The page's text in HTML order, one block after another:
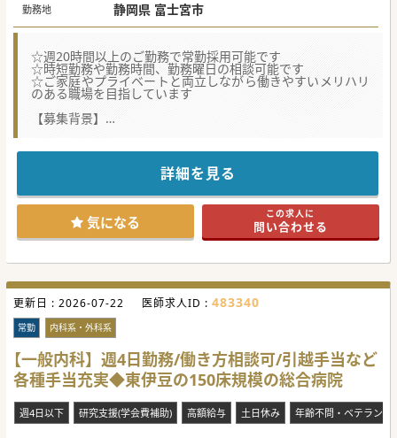
勤務地 静岡県 富士宮市
☆週20時間以上のご勤務で常勤採用可能です
☆時短勤務や勤務時間、勤務曜日の相談可能です
☆ご家庭やプライベートと両立しながら働きやすいメリハリ
のある職場を目指しています
【募集背景】
■「医療を通じて暮らしを守る」という理念に共感し、地域
す。
■患者様が住み慣れた場所で自分らしい人生を歩めるよう、
質の高い在宅医療を共に提供する新たな仲間を募集していま
す。
■地域社会への更なる貢献を目指し、在宅医療の現場でチー
ム医療に柔軟かつ協調性を持って取り組める医師を必要とし
■患者様の病状管理だけでなく、ご家族への精神的なサポー
トを通じて、患者様とその家族と深い信頼関係を築くことが
できます。
■地域の医療機関や介護施設と密に連携を取りながら、地域
全体の医療インフラを支え、暮らしを守る実感を得られま
す。
■訪問診療の件数や外来診療とのバランスを自身の希望で調
整でき、理想とする医師としてのキャリアを追求できます。
【職場環境と雰囲気】
■週3日からの勤務や週20時間以上の時短勤務など、先生の
ライフスタイルに合わせた柔軟な働き方が実現できます。
■ご家庭やプライベートと両立しながら、オンオフのメリハ
リを持って長く安定して働き続けられる環境を整えていま
詳細を見る
気になる この求人に
問い合わせる
更新日 : 2026-07-22 医師求人ID : 483340
常勤 内科系・外科系
【一般内科】週4日勤務/働き方相談可/引越手当など
各種手当充実◆東伊豆の150床規模の総合病院
週4日以下 研究支援(学会費補助) 高額給与 土日休み 年齢不問・ベテラン歓